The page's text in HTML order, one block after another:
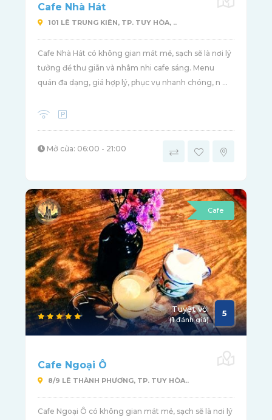
Cafe Nhà Hát
101 LÊ TRUNG KIÊN, TP. TUY HÒA, ..
Cafe Nhà Hát có không gian mát mẻ, sạch sẽ là nơi lý
tưởng để thư giãn và nhâm nhi cafe sáng. Menu
quán đa dạng, giá hợp lý, phục vụ nhanh chóng, n ...
Mở cửa: 06:00 - 21:00
Cafe
Tuyệt vời
(1 đánh giá)
5
Cafe Ngoại Ô
8/9 LÊ THÀNH PHƯƠNG, TP. TUY HÒA..
Cafe Ngoại Ô có không gian mát mẻ, sạch sẽ là nơi lý